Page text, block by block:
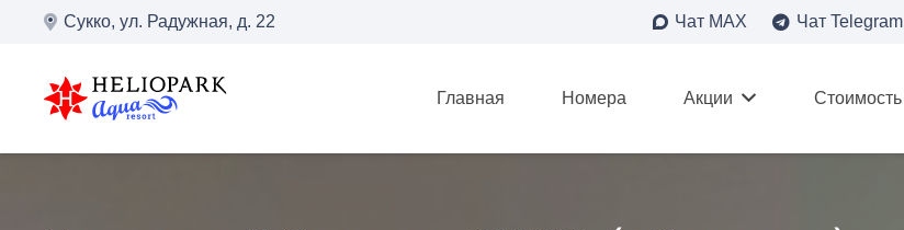
Сукко, ул. Радужная, д. 22 Чат MAX Чат Telegram
Главная Номера Акции Стоимость